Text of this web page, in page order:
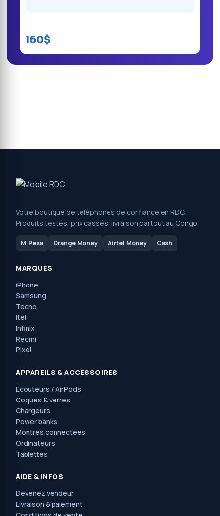
160$
Votre boutique de téléphones de confiance en RDC.
Produits testés, prix cassés, livraison partout au Congo.
M-Pesa Orange Money Airtel Money Cash
MARQUES
iPhone
Samsung
Tecno
Itel
Infinix
Redmi
Pixel
APPAREILS & ACCESSOIRES
Écouteurs / AirPods
Coques & verres
Chargeurs
Power banks
Montres connectées
Ordinateurs
Tablettes
AIDE & INFOS
Devenez vendeur
Livraison & paiement